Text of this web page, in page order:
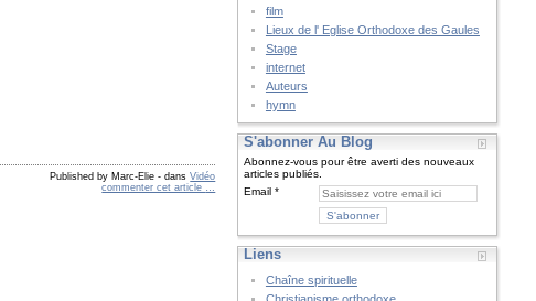
Published by Marc-Elie - dansVidéo
commenter cet article
film
Lieux de l' Eglise Orthodoxe des Gaules
Stage
internet
Auteurs
hymn
S'abonner Au Blog
Abonnez-vous pour être averti des nouveaux
articles publiés.
Email
Liens
Chaîne spirituelle